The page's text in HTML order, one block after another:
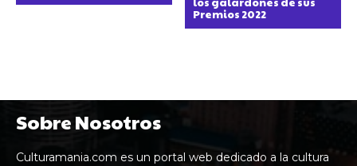
Premios 2022
Sobre Nosotros
Culturamania.com es un portal web dedicado a la cultura